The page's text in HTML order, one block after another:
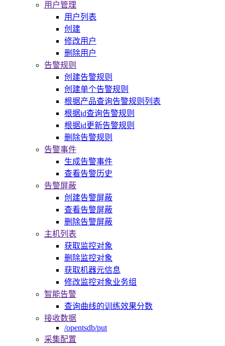
用户管理
用户列表
创建
修改用户
删除用户
告警规则
创建告警规则
创建单个告警规则
根据产品查询告警规则列表
根据id查询告警规则
根据id更新告警规则
删除告警规则
告警事件
生成告警事件
查看告警历史
告警屏蔽
创建告警屏蔽
查看告警屏蔽
删除告警屏蔽
主机列表
获取监控对象
删除监控对象
获取机器元信息
修改监控对象业务组
智能告警
查询曲线的训练效果分数
接收数据
/opentsdb/put
采集配置